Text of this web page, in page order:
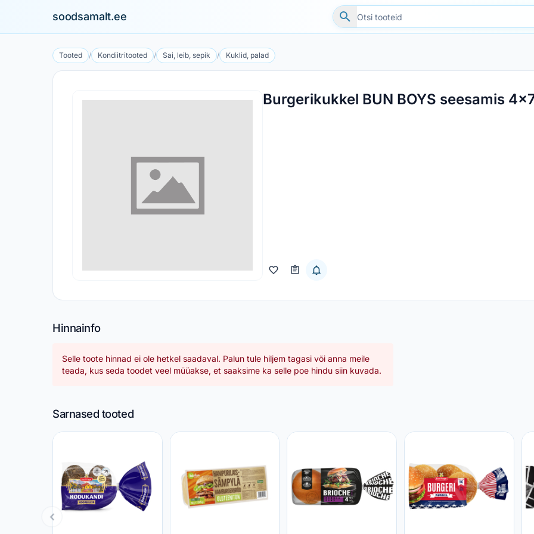
soodsamalt.ee
Tooted / Kondiitritooted / Sai, leib, sepik / Kuklid, palad
Burgerikukkel BUN BOYS seesamis
Hinnainfo
Selle toote hinnad ei ole hetkel saadaval. Palun tule hiljem tagasi või anna meile
teada, kus seda toodet veel müüakse, et saaksime ka selle poe hindu siin kuvada.
Sarnased tooted